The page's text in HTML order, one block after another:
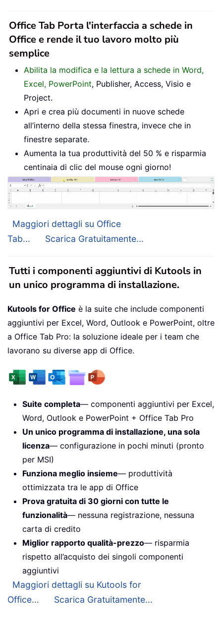
Office Tab Porta l'interfaccia a schede in
Office e rende il tuo lavoro molto più
semplice
Abilita la modifica e la lettura a schede in Word,
Excel, PowerPoint, Publisher, Access, Visio e
Project.
Apri e crea più documenti in nuove schede
all’interno della stessa finestra, invece che in
finestre separate.
Aumenta la tua produttività del 50 % e risparmia
centinaia di clic del mouse ogni giorno!
Maggiori dettagli su Office
Tab...
Scarica Gratuitamente...
Tutti i componenti aggiuntivi di Kutools in
un unico programma di installazione.
Kutools for Office è la suite che include componenti
aggiuntivi per Excel, Word, Outlook e PowerPoint, oltre
a Office Tab Pro: la soluzione ideale per i team che
lavorano su diverse app di Office.
Suite completa— componenti aggiuntivi per Excel,
Word, Outlook e PowerPoint + Office Tab Pro
Un unico programma di installazione, una sola
licenza— configurazione in pochi minuti (pronto
per MSI)
Funziona meglio insieme— produttività
ottimizzata tra le app di Office
Prova gratuita di 30 giorni con tutte le
funzionalità— nessuna registrazione, nessuna
carta di credito
Miglior rapporto qualità-prezzo— risparmia
rispetto all’acquisto dei singoli componenti
aggiuntivi
Maggiori dettagli su Kutools for
Office...
Scarica Gratuitamente...